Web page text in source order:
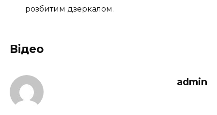
розбитим дзеркалом.
Відео
admin